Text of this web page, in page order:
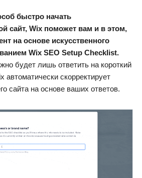
быстро начать
сайт, Wix поможет вам и в этом,
на основе искусственного
Wix SEO Setup Checklist.
будет лишь ответить на короткий
автоматически скорректирует
сайта на основе ваших ответов.